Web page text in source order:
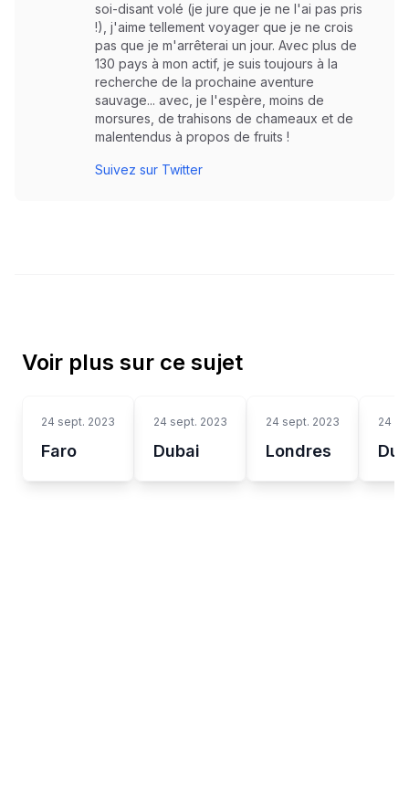
soi-disant volé (je jure que je ne l'ai pas pris
!), j'aime tellement voyager que je ne crois
pas que je m'arrêterai un jour. Avec plus de
130 pays à mon actif, je suis toujours à la
recherche de la prochaine aventure
sauvage... avec, je l'espère, moins de
morsures, de trahisons de chameaux et de
malentendus à propos de fruits !
Suivez sur Twitter
Voir plus sur ce sujet
24 sept. 2023
Faro
24 sept. 2023
Dubai
24 sept. 2023
Londres
24